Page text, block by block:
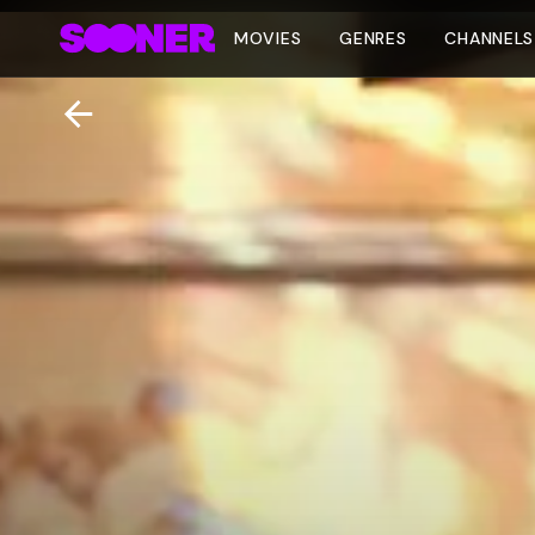
MOVIES GENRES CHANNELS